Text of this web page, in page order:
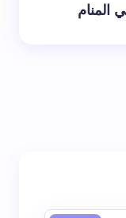
الإلزامية مشار